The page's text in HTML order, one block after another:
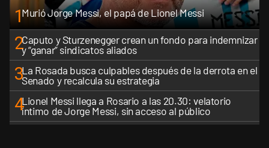
1Murió Jorge Messi, el papá de Lionel Messi
2Caputo y Sturzenegger crean un fondo para indemnizar
y “ganar” sindicatos aliados
3La Rosada busca culpables después de la derrota en el
Senado y recalcula su estrategia
4Lionel Messi llega a Rosario a las 20.30: velatorio
íntimo de Jorge Messi, sin acceso al público